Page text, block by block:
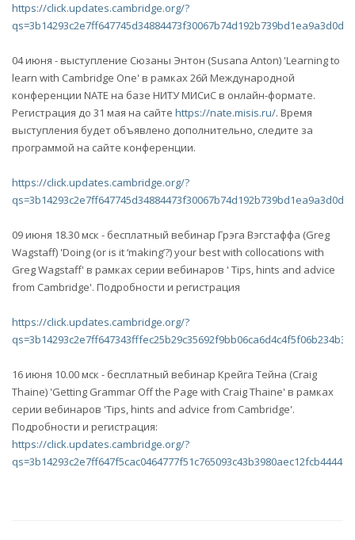
https://click.updates.cambridge.org/?
04 июня - выступление Сюзаны Энтон (Susana Anton) 'Learning to
learn with Cambridge One' в рамках 26й Международной
конференции NATE на базе НИТУ МИСиС в онлайн-формате.
Регистрация до 31 мая на сайте https://nate.misis.ru/. Время
выступления будет объявлено дополнительно, следите за
программой на сайте конференции.
https://click.updates.cambridge.org/?
09 июня 18.30 мск - бесплатный вебинар Грэга Вэгстаффа (Greg
Wagstaff) 'Doing (or is it ‘making’?) your best with collocations with
Greg Wagstaff' в рамках серии вебинаров ' Tips, hints and advice
from Cambridge'. Подробности и регистрация
https://click.updates.cambridge.org/?
16 июня 10.00 мск - бесплатный вебинар Крейга Тейна (Craig
Thaine) 'Getting Grammar Off the Page with Craig Thaine' в рамках
серии вебинаров 'Tips, hints and advice from Cambridge'.
Подробности и регистрация:
https://click.updates.cambridge.org/?